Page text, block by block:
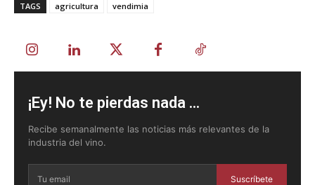
TAGS agricultura vendimia
¡Ey! No te pierdas nada ...
Recibe semanalmente las noticias más relevantes de la
industria del vino.
Suscríbete